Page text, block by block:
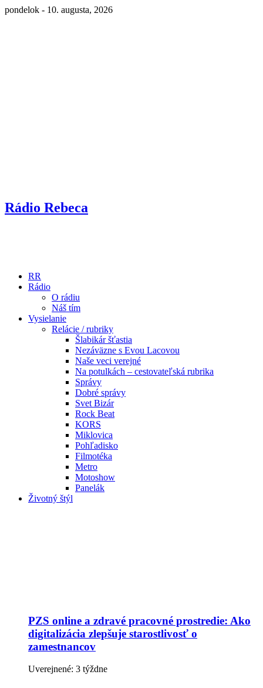
pondelok - 10. augusta, 2026
Rádio Rebeca
RR
Rádio
O rádiu
Náš tím
Vysielanie
Relácie / rubriky
Šlabikár šťastia
Nezáväzne s Evou Lacovou
Naše veci verejné
Na potulkách – cestovateľská rubrika
Správy
Dobré správy
Svet Bizár
Rock Beat
KORS
Miklovica
Pohľadisko
Filmotéka
Metro
Motoshow
Panelák
Životný štýl
PZS online a zdravé pracovné prostredie: Ako
digitalizácia zlepšuje starostlivosť o
zamestnancov
Uverejnené: 3 týždne